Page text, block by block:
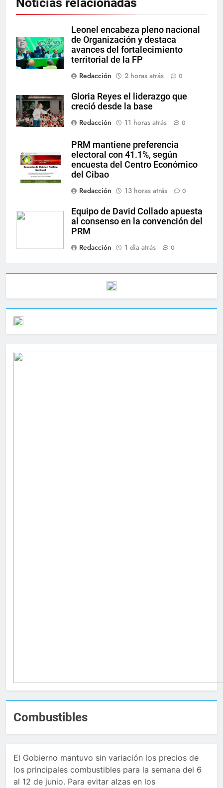
Noticias relacionadas
Leonel encabeza pleno nacional
de Organización y destaca
avances del fortalecimiento
territorial de la FP
Redacción
2 horas atrás 0
Gloria Reyes el liderazgo que
creció desde la base
Redacción
11 horas atrás 0
PRM mantiene preferencia
electoral con 41.1%, según
encuesta del Centro Económico
del Cibao
Redacción
13 horas atrás 0
Equipo de David Collado apuesta
al consenso en la convención del
PRM
Redacción
1 día atrás 0
Combustibles
El Gobierno mantuvo sin variación los precios de
los principales combustibles para la semana del 6
al 12 de junio. Para evitar alzas en los